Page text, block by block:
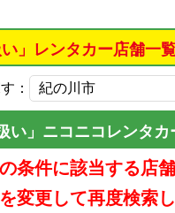
」レンタカー店舗一
：
い」ニコニコレンタカ
条件に該当する店
変更して再度検索